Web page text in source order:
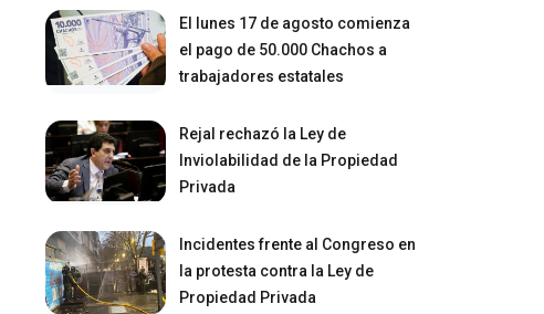
El lunes 17 de agosto comienza
el pago de 50.000 Chachos a
trabajadores estatales
Rejal rechazó la Ley de
Inviolabilidad de la Propiedad
Privada
Incidentes frente al Congreso en
la protesta contra la Ley de
Propiedad Privada